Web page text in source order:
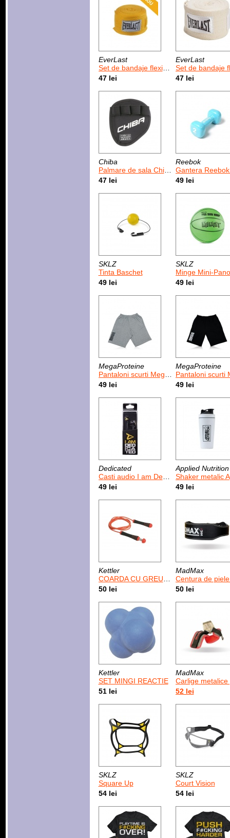
EverLast
Set de bandaje flexibile EverLast Classic Gold 108 inchi
47 lei
EverLast
Set de bandaje flexibile EverLast Classic
47 lei
Chiba
Palmare de sala Chiba Grippad
47 lei
Reebok
Gantera Reebok Dumbbell 2 kg
49 lei
SKLZ
Tinta Baschet
49 lei
SKLZ
Minge Mini-Panou
49 lei
MegaProteine
Pantaloni scurti MegaProteine Gri
49 lei
MegaProteine
Pantaloni scurti
49 lei
Dedicated
Casti audio I am Dedicated
49 lei
Applied Nutrition
Shaker metalic Applied
49 lei
Kettler
COARDA CU GREUTATE /ROSU
50 lei
MadMax
Centura de piele pentru antrenament MadMax Sandwich
50 lei
Kettler
SET MINGI REACTIE
51 lei
MadMax
Carlige metalice pentru antrenamente cu greutati MadMax Lat
52 lei
SKLZ
Square Up
54 lei
SKLZ
Court Vision
54 lei